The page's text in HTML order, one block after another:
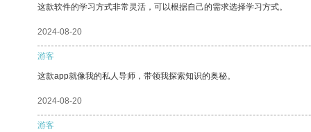
这款软件的学习方式非常灵活，可以根据自己的需求选择学习方式。
2024-08-20
游客
这款app就像我的私人导师，带领我探索知识的奥秘。
2024-08-20
游客